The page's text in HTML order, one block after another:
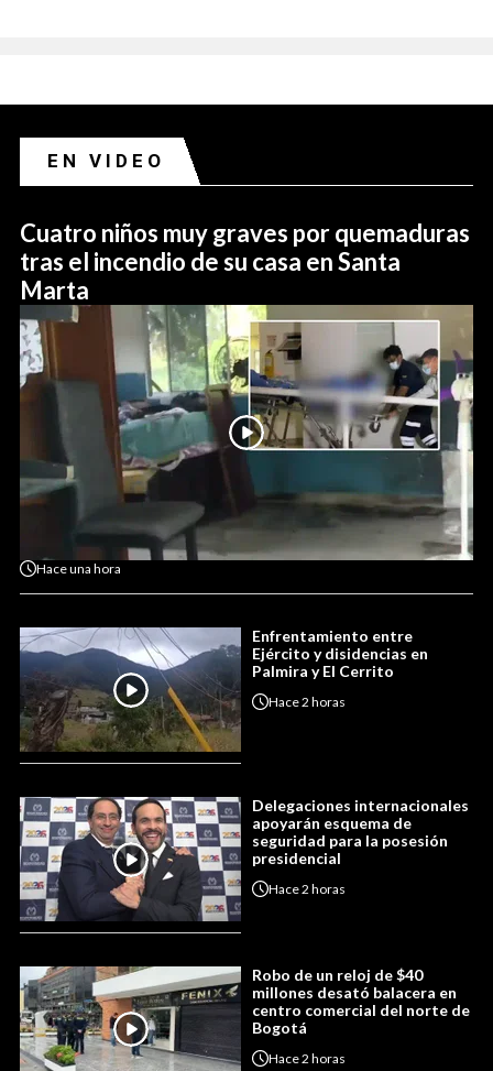
EN VIDEO
Cuatro niños muy graves por quemaduras
tras el incendio de su casa en Santa
Marta
Haceuna hora
Enfrentamiento entre
Ejército y disidencias en
Palmira y El Cerrito
Hace2 horas
Delegaciones internacionales
apoyarán esquema de
seguridad para la posesión
presidencial
Hace2 horas
Robo de un reloj de $40
millones desató balacera en
centro comercial del norte de
Bogotá
Hace2 horas